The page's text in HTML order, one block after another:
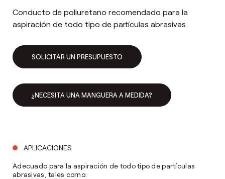
Conducto de poliuretano recomendado para la
aspiración de todo tipo de partículas abrasivas.
SOLICITAR UN PRESUPUESTO
¿NECESITA UNA MANGUERA A MEDIDA?
APLICACIONES
Adecuado para la aspiración de todo tipo de partículas
abrasivas, tales como: